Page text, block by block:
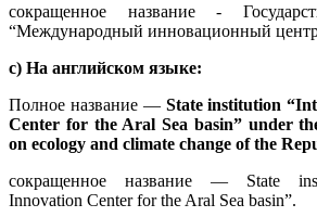
сокращенное название -
“Международный инновационный
c) На английском языке:
Полное название — State institution
Center for the Aral Sea basin” under
on ecology and climate change of the
сокращенное название — State
Innovation Center for the Aral Sea basin”.